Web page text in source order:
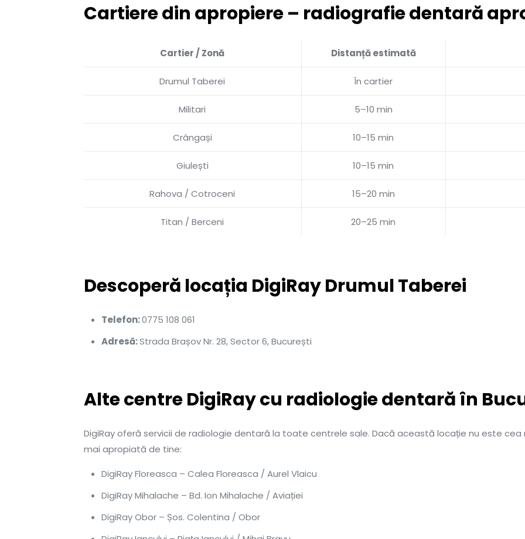
Cartiere din apropiere – radiografie dentară
Cartier / Zonă Distanță estimată
Drumul Taberei În cartier
Militari 5–10 min
Crângași 10–15 min
Giulești 10–15 min
Rahova / Cotroceni 15–20 min
Titan / Berceni 20–25 min
Descoperă locația DigiRay Drumul Taberei
Telefon:0775 108 061
Adresă:Strada Brașov Nr. 28, Sector 6, București
Alte centre DigiRay cu radiologie dentară în
DigiRay oferă servicii de radiologie dentară la toate centrele sale. Dacă această locație nu este
mai apropiată de tine:
DigiRay Floreasca – Calea Floreasca / Aurel Vlaicu
DigiRay Mihalache – Bd. Ion Mihalache / Aviației
DigiRay Obor – Șos. Colentina / Obor